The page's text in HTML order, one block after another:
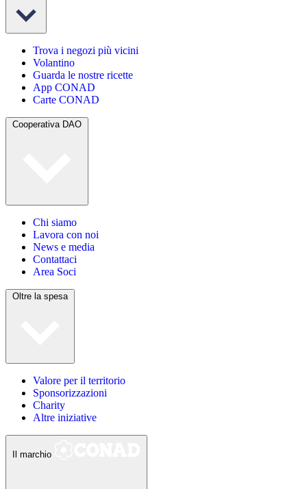
Trova i negozi più vicini
Volantino
Guarda le nostre ricette
App CONAD
Carte CONAD
Cooperativa DAO
Chi siamo
Lavora con noi
News e media
Contattaci
Area Soci
Oltre la spesa
Valore per il territorio
Sponsorizzazioni
Charity
Altre iniziative
Il marchio